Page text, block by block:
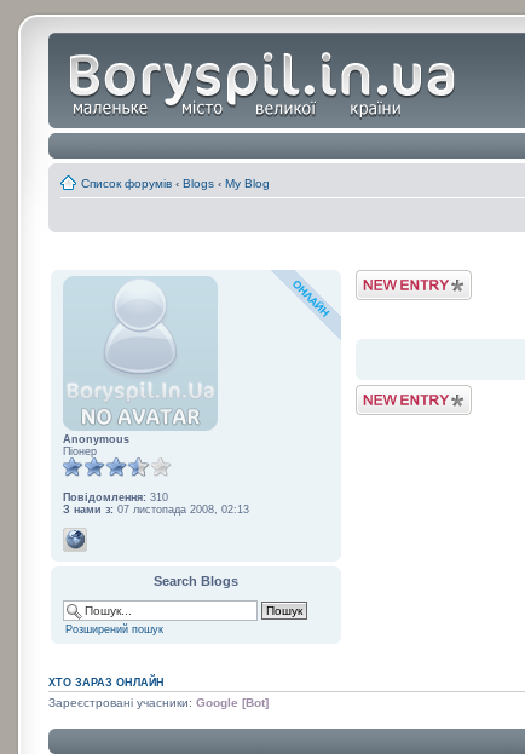
Список форумів ‹ Blogs ‹ My Blog
Anonymous
Піонер
Повідомлення: 310
З нами з: 07 листопада 2008, 02:13
Search Blogs
Розширений пошук
Post a Blog Entry
Post a Blog Entry
ХТО ЗАРАЗ ОНЛАЙН
Зареєстровані учасники:Google [Bot]